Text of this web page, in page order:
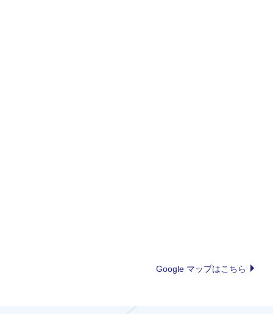
Google マップはこちら